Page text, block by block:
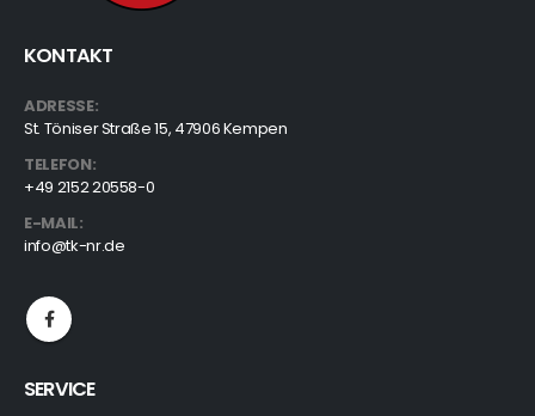
KONTAKT
ADRESSE:
St. Töniser Straße 15, 47906 Kempen
TELEFON:
+49 2152 20558-0
E-MAIL:
info@tk-nr.de
SERVICE